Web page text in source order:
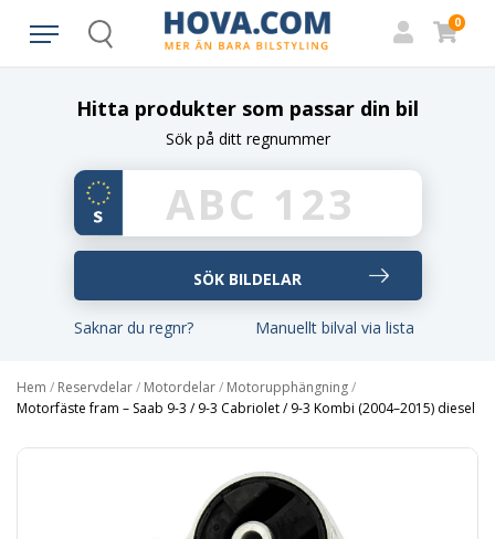
Search
0
Hitta produkter som passar din bil
Sök på ditt regnummer
Saknar du regnr? Manuellt bilval via lista
Hem / Reservdelar/ Motordelar/ Motorupphängning/
Motorfäste fram – Saab 9-3 / 9-3 Cabriolet / 9-3 Kombi (2004–2015) diesel